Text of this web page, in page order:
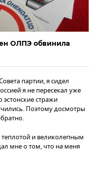
ОЛПЭ обвинила
партии, я сидел
я не пересекал уже
стражи
Поэтому досмотры
и великолепным
мне о том, что на меня